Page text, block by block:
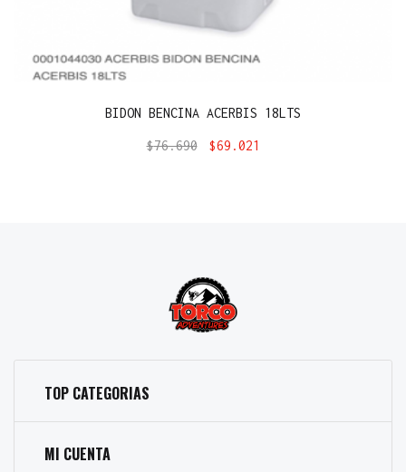
BIDON BENCINA ACERBIS 18LTS
$76.690 $69.021
TOP CATEGORIAS
MI CUENTA